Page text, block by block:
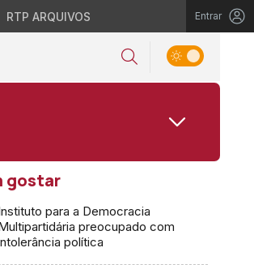
RTP ARQUIVOS Entrar
gostar
para a Democracia
preocupado com
política